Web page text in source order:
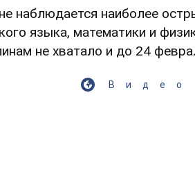
наблюдается наиболее
языка, математики и
не хватало и до 24